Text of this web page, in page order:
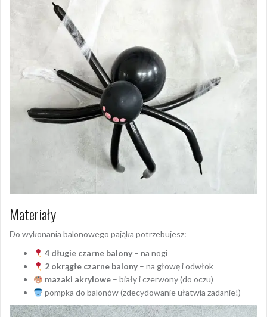
Materiały
Do wykonania balonowego pająka potrzebujesz:
4 długie czarne balony– na nogi
2 okrągłe czarne balony– na głowę i odwłok
mazaki akrylowe– biały i czerwony (do oczu)
pompka do balonów (zdecydowanie ułatwia zadanie!)